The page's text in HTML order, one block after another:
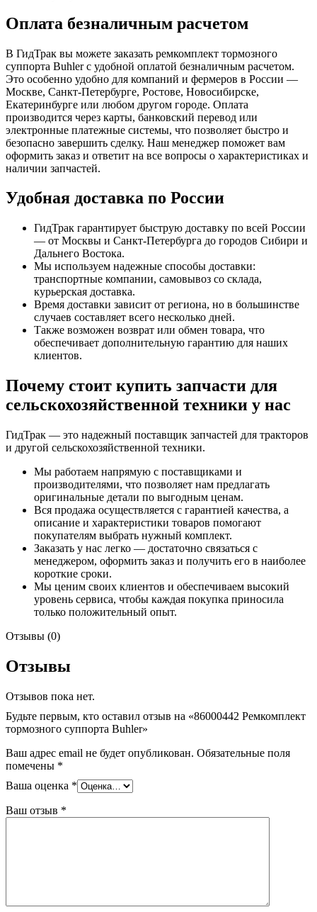
Оплата безналичным расчетом
В ГидТрак вы можете заказать ремкомплект тормозного
суппорта Buhler с удобной оплатой безналичным расчетом.
Это особенно удобно для компаний и фермеров в России —
Москве, Санкт-Петербурге, Ростове, Новосибирске,
Екатеринбурге или любом другом городе. Оплата
производится через карты, банковский перевод или
электронные платежные системы, что позволяет быстро и
безопасно завершить сделку. Наш менеджер поможет вам
оформить заказ и ответит на все вопросы о характеристиках и
наличии запчастей.
Удобная доставка по России
ГидТрак гарантирует быструю доставку по всей России
— от Москвы и Санкт-Петербурга до городов Сибири и
Дальнего Востока.
Мы используем надежные способы доставки:
транспортные компании, самовывоз со склада,
курьерская доставка.
Время доставки зависит от региона, но в большинстве
случаев составляет всего несколько дней.
Также возможен возврат или обмен товара, что
обеспечивает дополнительную гарантию для наших
клиентов.
Почему стоит купить запчасти для
сельскохозяйственной техники у нас
ГидТрак — это надежный поставщик запчастей для тракторов
и другой сельскохозяйственной техники.
Мы работаем напрямую с поставщиками и
производителями, что позволяет нам предлагать
оригинальные детали по выгодным ценам.
Вся продажа осуществляется с гарантией качества, а
описание и характеристики товаров помогают
покупателям выбрать нужный комплект.
Заказать у нас легко — достаточно связаться с
менеджером, оформить заказ и получить его в наиболее
короткие сроки.
Мы ценим своих клиентов и обеспечиваем высокий
уровень сервиса, чтобы каждая покупка приносила
только положительный опыт.
Отзывы (0)
Отзывы
Отзывов пока нет.
Будьте первым, кто оставил отзыв на «86000442 Ремкомплект
тормозного суппорта Buhler»
Ваш адрес email не будет опубликован. Обязательные поля
помечены *
Ваша оценка *
Ваш отзыв *